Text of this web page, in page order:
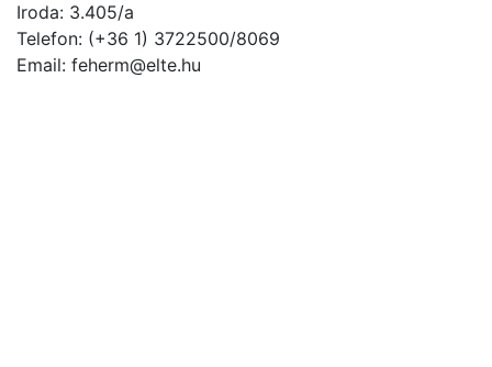
Iroda: 3.405/a
Telefon: (+36 1) 3722500/8069
Email: feherm@elte.hu